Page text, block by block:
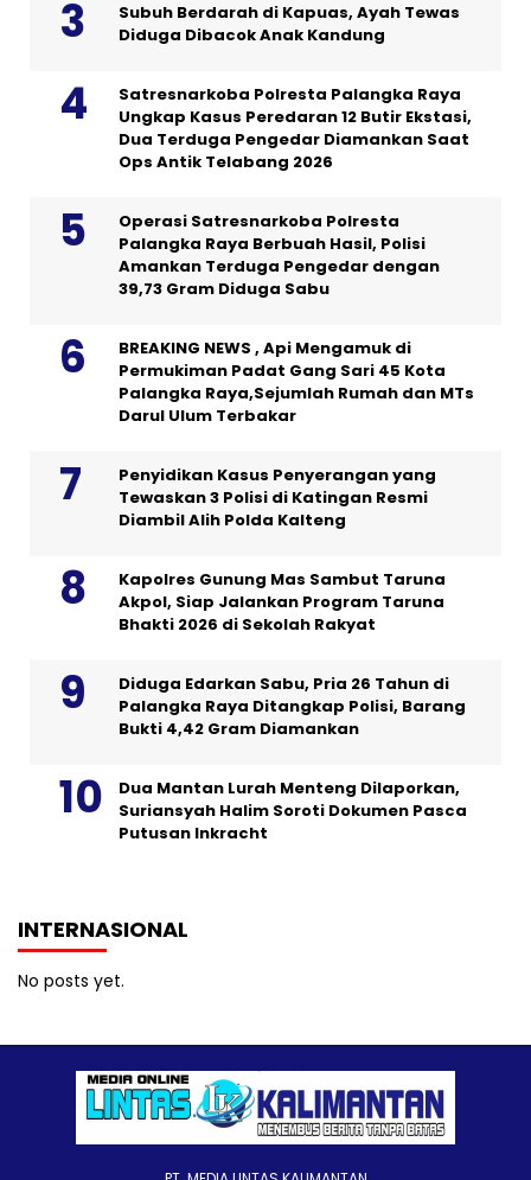
Subuh Berdarah di Kapuas, Ayah Tewas
Diduga Dibacok Anak Kandung
Satresnarkoba Polresta Palangka Raya
Ungkap Kasus Peredaran 12 Butir Ekstasi,
Dua Terduga Pengedar Diamankan Saat
Ops Antik Telabang 2026
Operasi Satresnarkoba Polresta
Palangka Raya Berbuah Hasil, Polisi
Amankan Terduga Pengedar dengan
39,73 Gram Diduga Sabu
BREAKING NEWS , Api Mengamuk di
Permukiman Padat Gang Sari 45 Kota
Palangka Raya,Sejumlah Rumah dan MTs
Darul Ulum Terbakar
Penyidikan Kasus Penyerangan yang
Tewaskan 3 Polisi di Katingan Resmi
Diambil Alih Polda Kalteng
Kapolres Gunung Mas Sambut Taruna
Akpol, Siap Jalankan Program Taruna
Bhakti 2026 di Sekolah Rakyat
Diduga Edarkan Sabu, Pria 26 Tahun di
Palangka Raya Ditangkap Polisi, Barang
Bukti 4,42 Gram Diamankan
Dua Mantan Lurah Menteng Dilaporkan,
Suriansyah Halim Soroti Dokumen Pasca
Putusan Inkracht
INTERNASIONAL
No posts yet.